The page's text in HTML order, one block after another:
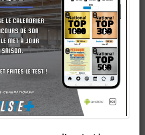
Publier un
concours
Ajouter un
club